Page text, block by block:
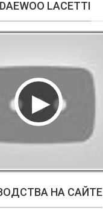
LACETTI
НА САЙТЕ